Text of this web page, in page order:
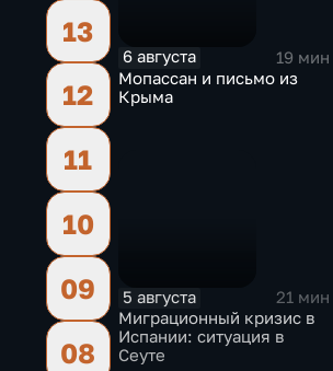
13
12
11
10
09
08
6 августа
19 мин
Мопассан и письмо из
Крыма
5 августа
21 мин
Миграционный кризис в
Испании: ситуация в
Сеуте